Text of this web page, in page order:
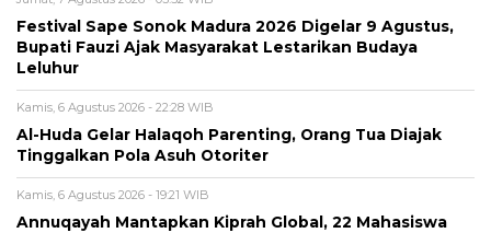
Festival Sape Sonok Madura 2026 Digelar 9 Agustus,
Bupati Fauzi Ajak Masyarakat Lestarikan Budaya
Leluhur
Kamis, 6 Agustus 2026 - 22:28 WIB
Al-Huda Gelar Halaqoh Parenting, Orang Tua Diajak
Tinggalkan Pola Asuh Otoriter
Kamis, 6 Agustus 2026 - 19:21 WIB
Annuqayah Mantapkan Kiprah Global, 22 Mahasiswa